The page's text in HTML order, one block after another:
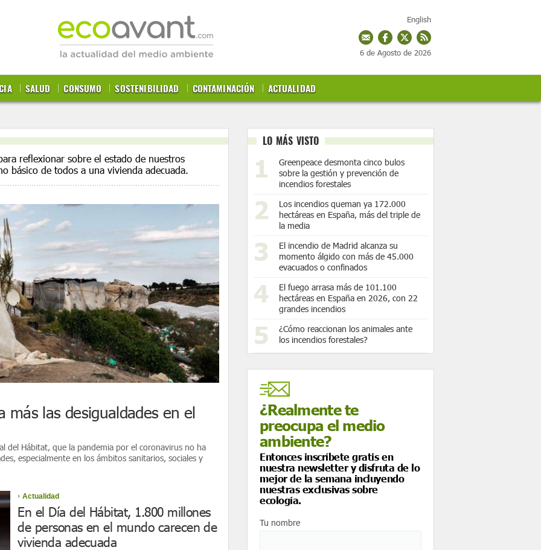
SALUD CONSUMO SOSTENIBILIDAD CONTAMINACIÓN ACTUALIDAD
English
6 de Agosto de 2026
reflexionar sobre el estado de nuestros
básico de todos a una vivienda adecuada.
más las desigualdades en el
del Hábitat, que la pandemia por el coronavirus no ha
especialmente en los ámbitos sanitarios, sociales y
Actualidad
En el Día del Hábitat, 1.800 millones
de personas en el mundo carecen de
vivienda adecuada
LO MÁS VISTO
Greenpeace desmonta cinco bulos
sobre la gestión y prevención de
incendios forestales
Los incendios queman ya 172.000
hectáreas en España, más del triple de
la media
El incendio de Madrid alcanza su
momento álgido con más de 45.000
evacuados o confinados
El fuego arrasa más de 101.100
hectáreas en España en 2026, con 22
grandes incendios
¿Cómo reaccionan los animales ante
los incendios forestales?
¿Realmente te
preocupa el medio
ambiente?
Entonces inscríbete gratis en
nuestra newsletter y disfruta de lo
mejor de la semana incluyendo
nuestras exclusivas sobre
ecología.
Tu nombre